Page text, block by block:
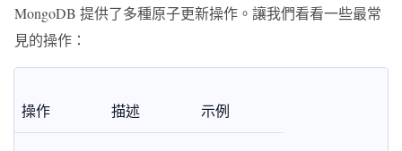
MongoDB 提供了多種原子更新操作。讓我們看看一些最常
見的操作：
操作 描述 示例